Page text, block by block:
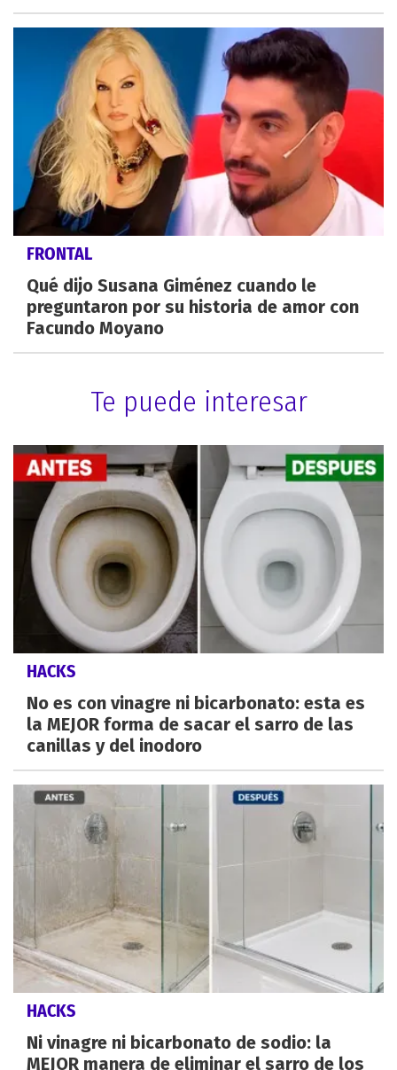
FRONTAL
Qué dijo Susana Giménez cuando le
preguntaron por su historia de amor con
Facundo Moyano
Te puede interesar
HACKS
No es con vinagre ni bicarbonato: esta es
la MEJOR forma de sacar el sarro de las
canillas y del inodoro
HACKS
Ni vinagre ni bicarbonato de sodio: la
MEJOR manera de eliminar el sarro de los